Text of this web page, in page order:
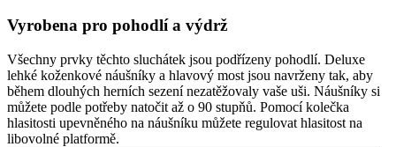
Vyrobena pro pohodlí a výdrž
Všechny prvky těchto sluchátek jsou podřízeny pohodlí. Deluxe
lehké koženkové náušníky a hlavový most jsou navrženy tak, aby
během dlouhých herních sezení nezatěžovaly vaše uši. Náušníky si
můžete podle potřeby natočit až o 90 stupňů. Pomocí kolečka
hlasitosti upevněného na náušníku můžete regulovat hlasitost na
libovolné platformě.